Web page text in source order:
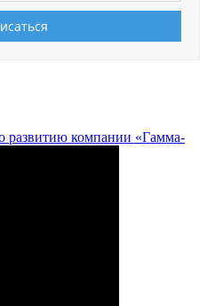
развитию компании «Гамма-